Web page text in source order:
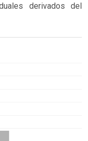
derivados del